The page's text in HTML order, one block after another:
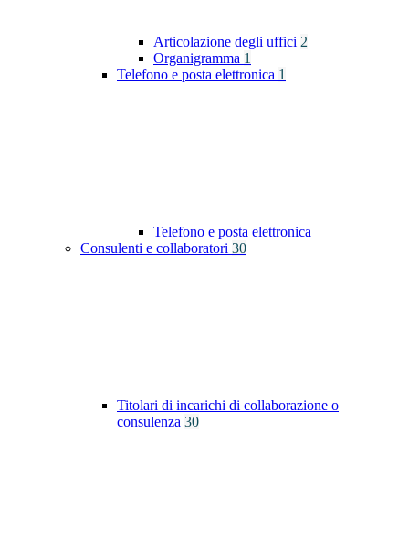
Articolazione degli uffici 2
Organigramma 1
Telefono e posta elettronica 1
Telefono e posta elettronica
Consulenti e collaboratori 30
Titolari di incarichi di collaborazione o
consulenza 30